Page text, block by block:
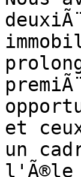
et
un
l'Ã®le